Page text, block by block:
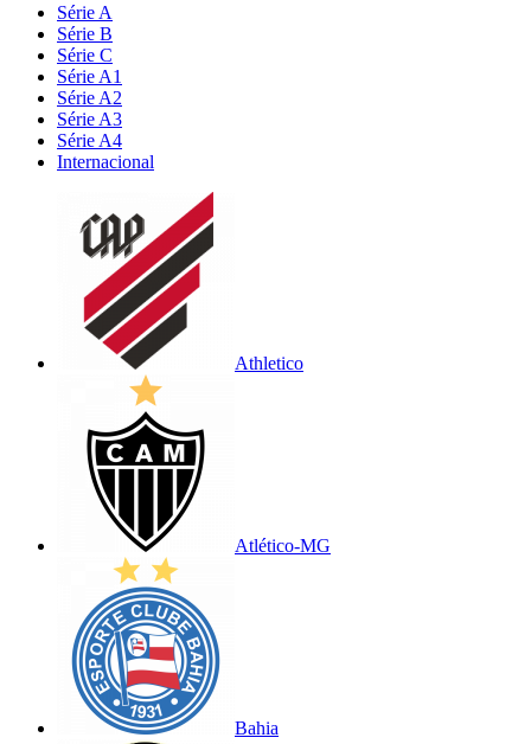
Série A
Série B
Série C
Série A1
Série A2
Série A3
Série A4
Internacional
Athletico
Atlético-MG
Bahia